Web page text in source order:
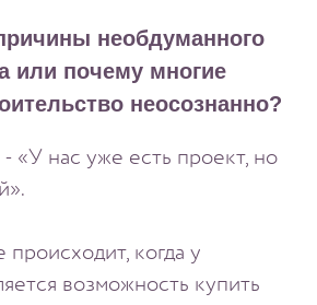
необдуманного
или почему многие
неосознанно?
«У нас уже есть проект, но
когда у
возможность купить